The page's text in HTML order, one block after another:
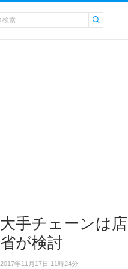
大手チェーンは
省が検討
2017年11月17日 11時24分